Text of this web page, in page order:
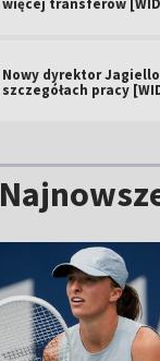
Nowy dyrektor
szczegółach pracy